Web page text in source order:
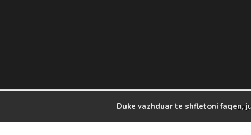
Duke vazhduar te shfletoni faqen,